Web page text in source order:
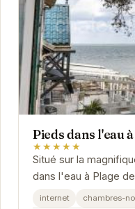
Pieds dans l'eau
★★★★★
Situé sur la
dans l'eau à Plage
joyau.
internet chambres-